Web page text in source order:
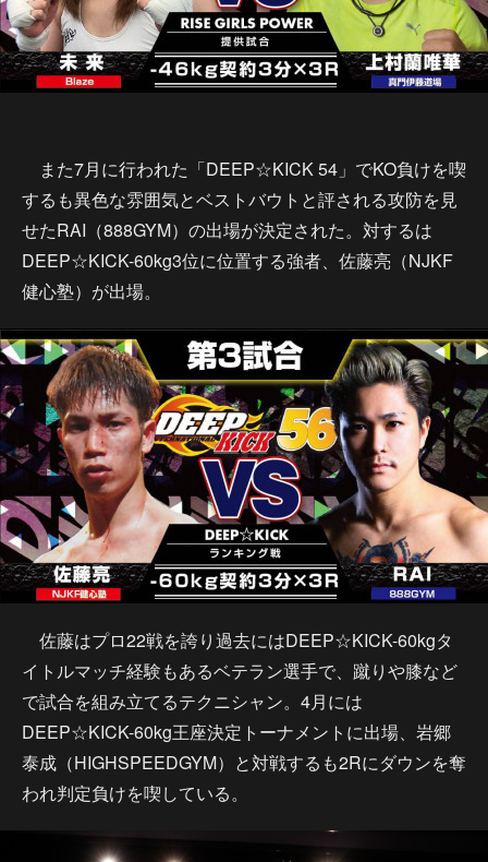
また7月に行われた「DEEP☆KICK 54」でKO負けを喫
するも異色な雰囲気とベストバウトと評される攻防を見
せたRAI（888GYM）の出場が決定された。対するは
DEEP☆KICK-60kg3位に位置する強者、佐藤亮（NJKF
健心塾）が出場。
佐藤はプロ22戦を誇り過去にはDEEP☆KICK-60kgタ
イトルマッチ経験もあるベテラン選手で、蹴りや膝など
で試合を組み立てるテクニシャン。4月には
DEEP☆KICK-60kg王座決定トーナメントに出場、岩郷
泰成（HIGHSPEEDGYM）と対戦するも2Rにダウンを奪
われ判定負けを喫している。